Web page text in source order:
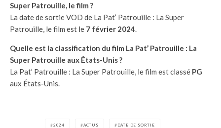
Super Patrouille, le film ?
La date de sortie VOD de La Pat’ Patrouille : La Super
Patrouille, le film est le 7 février 2024.
Quelle est la classification du film La Pat’ Patrouille : La
Super Patrouille aux États-Unis ?
La Pat’ Patrouille : La Super Patrouille, le film est classé PG
aux États-Unis.
2024 ACTUS DATE DE SORTIE